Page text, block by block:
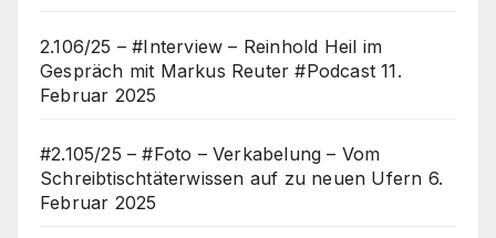
2.106/25 – #Interview – Reinhold Heil im
Gespräch mit Markus Reuter #Podcast 11.
Februar 2025
#2.105/25 – #Foto – Verkabelung – Vom
Schreibtischtäterwissen auf zu neuen Ufern 6.
Februar 2025